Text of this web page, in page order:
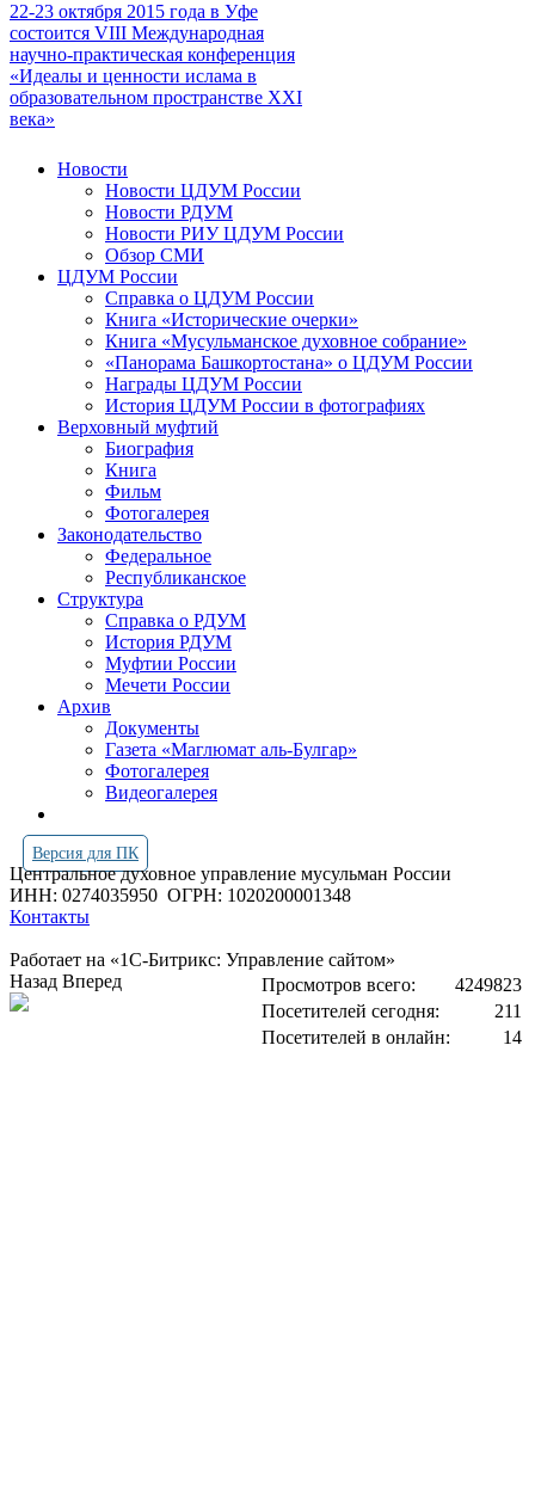
22-23 октября 2015 года в Уфе
состоится VIII Международная
научно-практическая конференция
«Идеалы и ценности ислама в
образовательном пространстве XXI
века»
Новости
Новости ЦДУМ России
Новости РДУМ
Новости РИУ ЦДУМ России
Обзор СМИ
ЦДУМ России
Справка о ЦДУМ России
Книга «Исторические очерки»
Книга «Мусульманское духовное собрание»
«Панорама Башкортостана» о ЦДУМ России
Награды ЦДУМ России
История ЦДУМ России в фотографиях
Верховный муфтий
Биография
Книга
Фильм
Фотогалерея
Законодательство
Федеральное
Республиканское
Структура
Справка о РДУМ
История РДУМ
Муфтии России
Мечети России
Архив
Документы
Газета «Маглюмат аль-Булгар»
Фотогалерея
Видеогалерея
Версия для ПК
Центральное духовное управление мусульман России
ИНН: 0274035950 ОГРН: 1020200001348
Контакты
Работает на «1С-Битрикс: Управление сайтом»
Просмотров всего:
4249823
Посетителей сегодня:
211
Посетителей в онлайн:
14
Назад Вперед